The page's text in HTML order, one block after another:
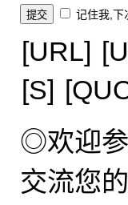
记住我,下
[URL]
[S]
◎欢迎参
交流您的